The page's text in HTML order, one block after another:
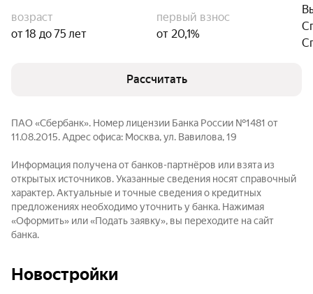
возраст
от 18 до 75 лет
первый взнос
от 20,1%
Рассчитать
ПАО «Сбербанк». Номер лицензии Банка России №1481 от
11.08.2015. Адрес офиса: Москва, ул. Вавилова, 19
Информация получена от банков-партнёров или взята из
открытых источников. Указанные сведения носят справочный
характер. Актуальные и точные сведения о кредитных
предложениях необходимо уточнить у банка. Нажимая
«Оформить» или «Подать заявку», вы переходите на сайт
банка.
Новостройки